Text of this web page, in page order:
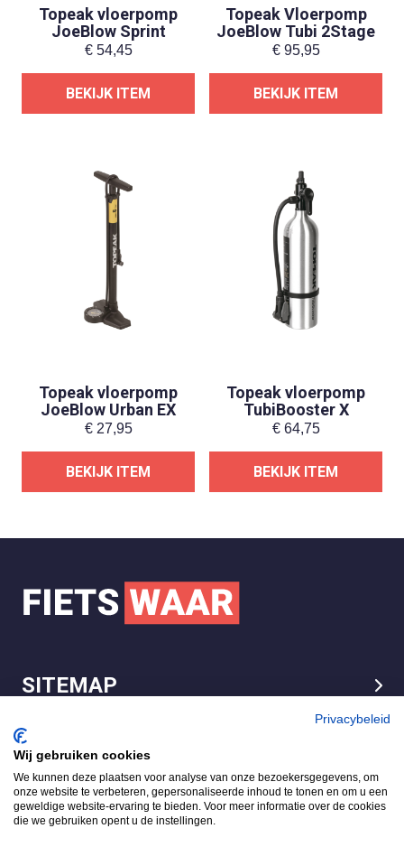
Topeak vloerpomp
JoeBlow Sprint
€54,45
BEKIJK ITEM
Topeak Vloerpomp
JoeBlow Tubi 2Stage
€95,95
BEKIJK ITEM
Topeak vloerpomp
JoeBlow Urban EX
€27,95
BEKIJK ITEM
Topeak vloerpomp
TubiBooster X
€64,75
BEKIJK ITEM
SITEMAP
LEGAL
FietsWaar.nl
4.7
Gebaseerd op 540 reviews
Privacybeleid
Wij gebruiken cookies
We kunnen deze plaatsen voor analyse van onze bezoekersgegevens, om
onze website te verbeteren, gepersonaliseerde inhoud te tonen en om u een
geweldige website-ervaring te bieden. Voor meer informatie over de cookies
die we gebruiken opent u de instellingen.